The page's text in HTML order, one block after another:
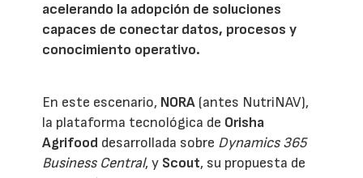
acelerando la adopción de soluciones
capaces de conectar datos, procesos y
conocimiento operativo.
En este escenario, NORA (antes NutriNAV),
la plataforma tecnológica de Orisha
Agrifood desarrollada sobre Dynamics 365
Business Central, y Scout, su propuesta de